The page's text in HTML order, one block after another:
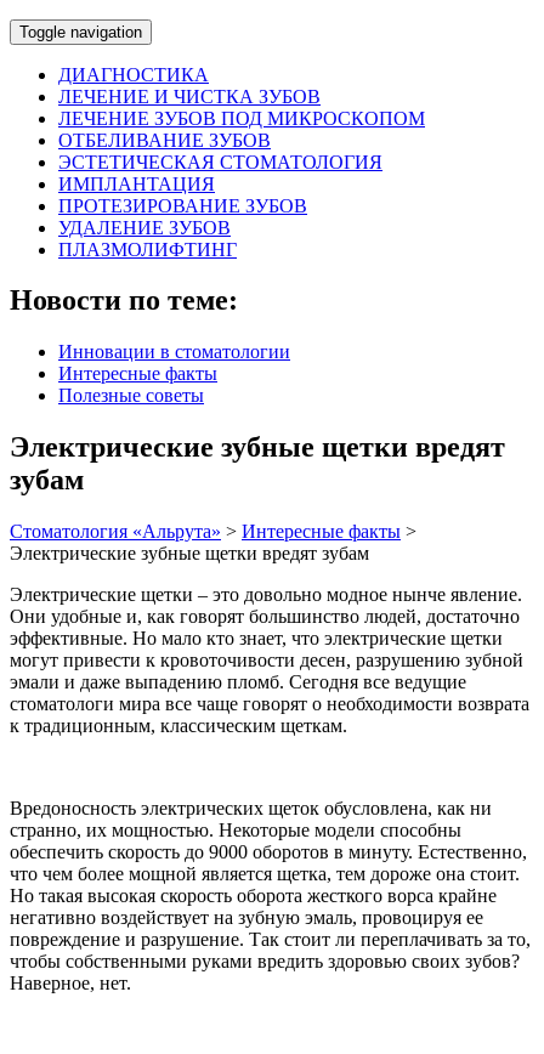
Toggle navigation
ДИАГНОСТИКА
ЛЕЧЕНИЕ И ЧИСТКА ЗУБОВ
ЛЕЧЕНИЕ ЗУБОВ ПОД МИКРОСКОПОМ
ОТБЕЛИВАНИЕ ЗУБОВ
ЭСТЕТИЧЕСКАЯ СТОМАТОЛОГИЯ
ИМПЛАНТАЦИЯ
ПРОТЕЗИРОВАНИЕ ЗУБОВ
УДАЛЕНИЕ ЗУБОВ
ПЛАЗМОЛИФТИНГ
Новости по теме:
Инновации в стоматологии
Интересные факты
Полезные советы
Электрические зубные щетки вредят
зубам
Стоматология «Альрута» > Интересные факты >
Электрические зубные щетки вредят зубам
Электрические щетки – это довольно модное нынче явление.
Они удобные и, как говорят большинство людей, достаточно
эффективные. Но мало кто знает, что электрические щетки
могут привести к кровоточивости десен, разрушению зубной
эмали и даже выпадению пломб. Сегодня все ведущие
стоматологи мира все чаще говорят о необходимости возврата
к традиционным, классическим щеткам.
Вредоносность электрических щеток обусловлена, как ни
странно, их мощностью. Некоторые модели способны
обеспечить скорость до 9000 оборотов в минуту. Естественно,
что чем более мощной является щетка, тем дороже она стоит.
Но такая высокая скорость оборота жесткого ворса крайне
негативно воздействует на зубную эмаль, провоцируя ее
повреждение и разрушение. Так стоит ли переплачивать за то,
чтобы собственными руками вредить здоровью своих зубов?
Наверное, нет.